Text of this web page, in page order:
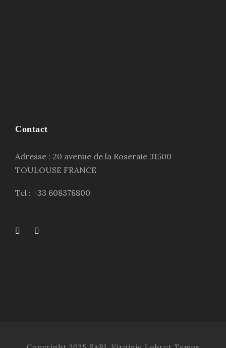
Contact
Adresse : 20 avenue de la Roseraie 31500
TOULOUSE FRANCE
Tel : +33 608378800